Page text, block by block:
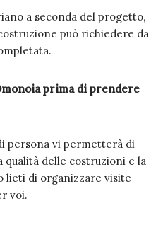
a seconda del progetto,
può richiedere da
prima di prendere
persona vi permetterà di
qualità delle costruzioni e la
lieti di organizzare visite
voi.